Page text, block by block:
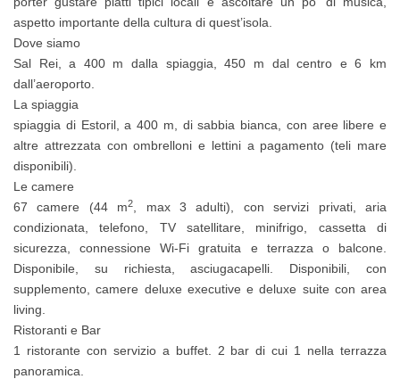
aspetto importante della cultura di quest’isola.
Dove siamo
Sal Rei, a 400 m dalla spiaggia, 450 m dal centro e 6 km
dall’aeroporto.
La spiaggia
spiaggia di Estoril, a 400 m, di sabbia bianca, con aree libere e
altre attrezzata con ombrelloni e lettini a pagamento (teli mare
disponibili).
Le camere
67 camere (44 m2
, max 3 adulti), con servizi privati, aria
condizionata, telefono, TV satellitare, minifrigo, cassetta di
sicurezza, connessione Wi-Fi gratuita e terrazza o balcone.
Disponibile, su richiesta, asciugacapelli. Disponibili, con
supplemento, camere deluxe executive e deluxe suite con area
living.
Ristoranti e Bar
1 ristorante con servizio a buffet. 2 bar di cui 1 nella terrazza
panoramica.